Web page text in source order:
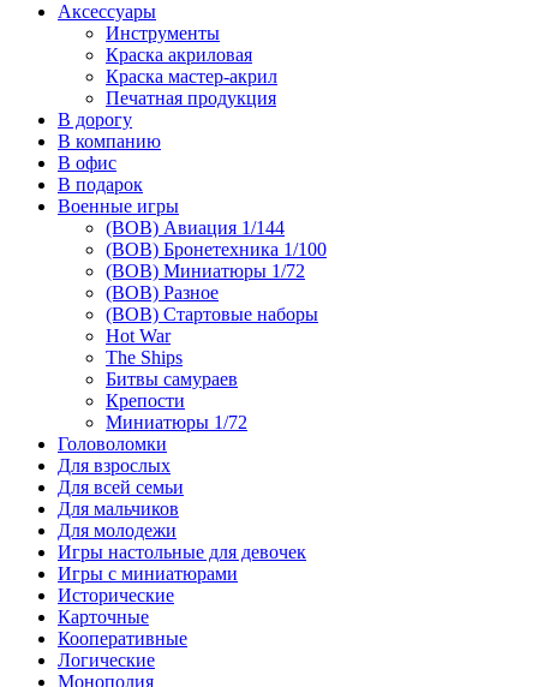
Аксессуары
Инструменты
Краска акриловая
Краска мастер-акрил
Печатная продукция
В дорогу
В компанию
В офис
В подарок
Военные игры
(ВОВ) Авиация 1/144
(ВОВ) Бронетехника 1/100
(ВОВ) Миниатюры 1/72
(ВОВ) Разное
(ВОВ) Стартовые наборы
Hot War
The Ships
Битвы самураев
Крепости
Миниатюры 1/72
Головоломки
Для взрослых
Для всей семьи
Для мальчиков
Для молодежи
Игры настольные для девочек
Игры с миниатюрами
Исторические
Карточные
Кооперативные
Логические
Монополия